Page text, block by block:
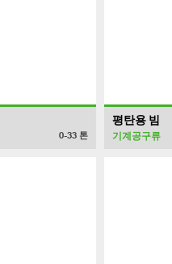
0-33 톤
평탄용 빔
기계공구류